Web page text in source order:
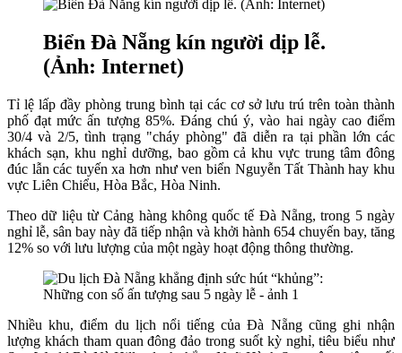
Biển Đà Nẵng kín người dịp lễ.
(Ảnh: Internet)
Tỉ lệ lấp đầy phòng trung bình tại các cơ sở lưu trú trên toàn thành
phố đạt mức ấn tượng 85%. Đáng chú ý, vào hai ngày cao điểm
30/4 và 2/5, tình trạng "cháy phòng" đã diễn ra tại phần lớn các
khách sạn, khu nghỉ dưỡng, bao gồm cả khu vực trung tâm đông
đúc lẫn các tuyến xa hơn như ven biển Nguyễn Tất Thành hay khu
vực Liên Chiểu, Hòa Bắc, Hòa Ninh.
Theo dữ liệu từ Cảng hàng không quốc tế Đà Nẵng, trong 5 ngày
nghỉ lễ, sân bay này đã tiếp nhận và khởi hành 654 chuyến bay, tăng
12% so với lưu lượng của một ngày hoạt động thông thường.
Nhiều khu, điểm du lịch nổi tiếng của Đà Nẵng cũng ghi nhận
lượng khách tham quan đông đảo trong suốt kỳ nghỉ, tiêu biểu như